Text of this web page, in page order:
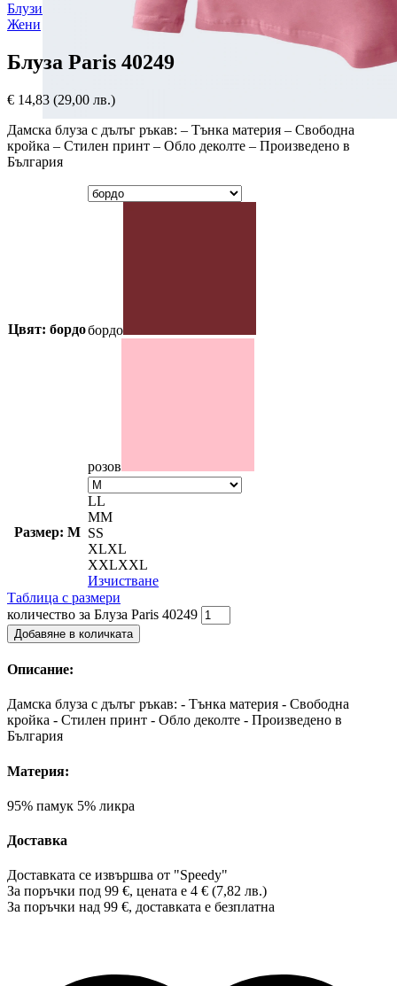
Блузи
Жени
Блуза Paris 40249
€ 14,83 (29,00 лв.)
Дамска блуза с дълъг ръкав: – Тънка материя – Свободна
кройка – Стилен принт – Обло деколте – Произведено в
България
Цвят: бордобордо
розов
Размер: M
LL
MM
SS
XLXL
XXLXXL
Изчистване
Таблица с размери
количество за Блуза Paris 40249
Добавяне в количката
Описание:
Дамска блуза с дълъг ръкав: - Тънка материя - Свободна
кройка - Стилен принт - Обло деколте - Произведено в
България
Материя:
95% памук 5% ликра
Доставка
Доставката се извършва от "Speedy"
За поръчки под 99 €, цената е 4 € (7,82 лв.)
За поръчки над 99 €, доставката е безплатна